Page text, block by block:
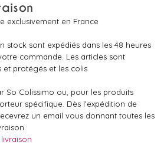
exclusivement en France
stock sont expédiés dans les 48 heures
commande. Les articles sont
et protégés et les colis
So Colissimo ou, pour les produits
spécifique. Dès l'expédition de
un email vous donnant toutes les